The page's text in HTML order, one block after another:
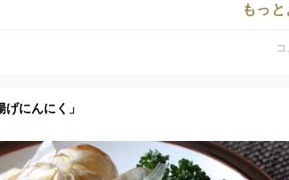
ものです！！バラして、剥いて、真空パッケージ
皮ごと揚げる
きのまま弱火でじっくり揚げるほうが美味しくな
もっ
コ
にんにく」